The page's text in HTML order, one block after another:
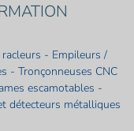
- Empileurs /
- Tronçonneuses CNC
escamotables -
détecteurs métalliques